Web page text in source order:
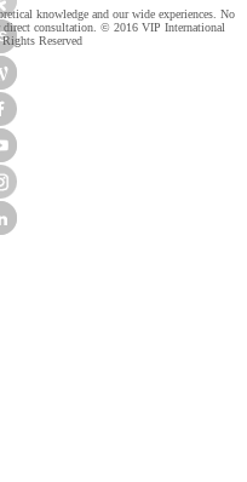
knowledge and our wide experiences. No
direct consultation. © 2016 VIP International
Reserved